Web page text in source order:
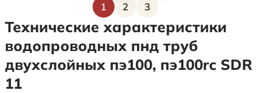
Текущая страница
1
Страница
2
Страница
3
Технические характеристики
водопроводных пнд труб
двухслойных пэ100, пэ100rc SDR
11